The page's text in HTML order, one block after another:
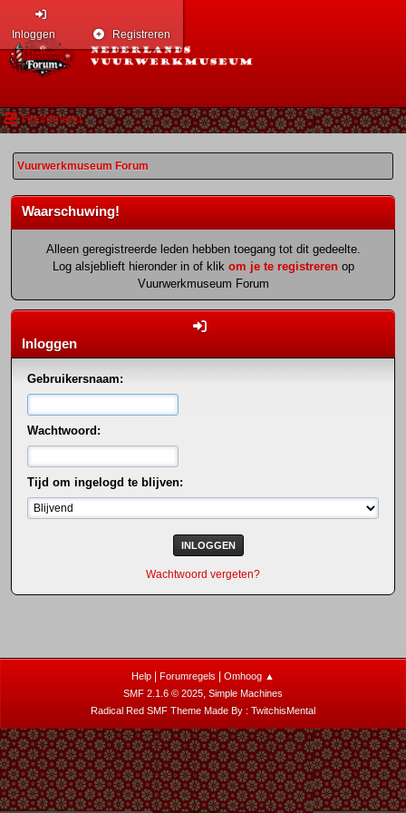
Hoofdmenu
Inloggen Registreren
Vuurwerkmuseum Forum
Waarschuwing!
Alleen geregistreerde leden hebben toegang tot dit gedeelte.
Log alsjeblieft hieronder in of klik om je te registrerenop
Vuurwerkmuseum Forum
Inloggen
Gebruikersnaam:
Wachtwoord:
Tijd om ingelogd te blijven:
Wachtwoord vergeten?
Help Forumregels
Omhoog ▲
SMF 2.1.6 © 2025, Simple Machines
Radical Red SMF Theme Made By : TwitchisMental